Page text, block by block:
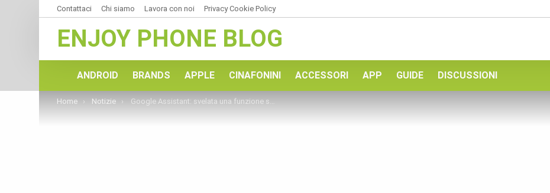
Contattaci Chi siamo Lavora con noi Privacy Cookie Policy
ENJOY PHONE BLOG
ANDROID BRANDS APPLE CINAFONINI ACCESSORI APP GUIDE DISCUSSIONI
You are here:
Home Notizie Google Assistant: svelata una funzione segreta per gli acquisti online